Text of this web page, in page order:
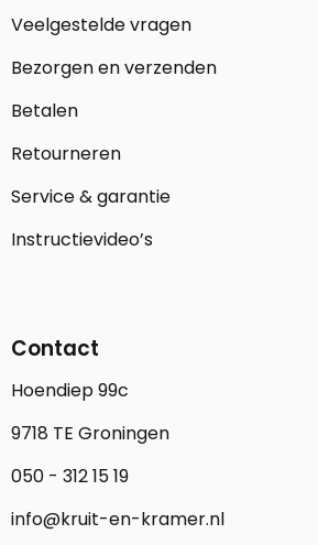
Veelgestelde vragen
Bezorgen en verzenden
Betalen
Retourneren
Service & garantie
Instructievideo’s
Contact
Hoendiep 99c
9718 TE Groningen
050 - 312 15 19
info@kruit-en-kramer.nl